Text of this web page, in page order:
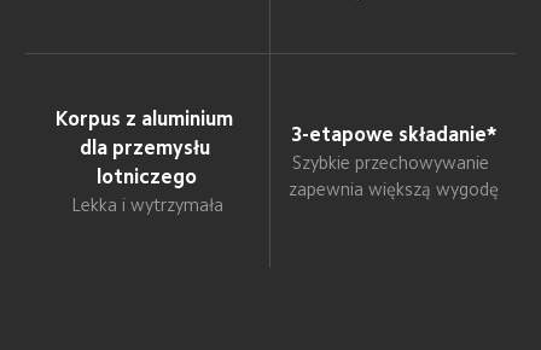
Korpus z aluminium
dla przemysłu
lotniczego
Lekka i wytrzymała
3-etapowe składanie*
Szybkie przechowywanie
zapewnia większą wygodę